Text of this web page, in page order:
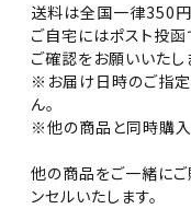
送料は全国一律350円
ご自宅にはポスト投
ご確認をお願いいたし
※お届け日時のご指
ん。
※他の商品と同時購入
他の商品をご一緒に
ンセルいたします。